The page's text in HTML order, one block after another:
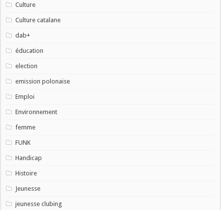
Culture
Culture catalane
dab+
éducation
election
emission polonaise
Emploi
Environnement
femme
FUNK
Handicap
Histoire
Jeunesse
jeunesse clubing